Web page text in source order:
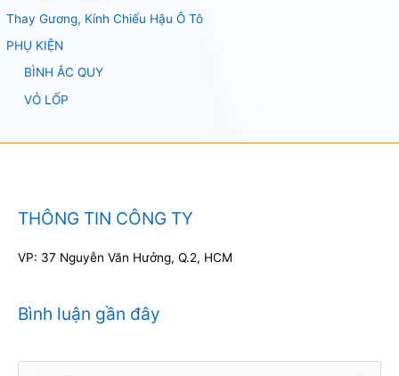
Thay Gương, Kính Chiếu Hậu Ô Tô
PHỤ KIỆN
BÌNH ẮC QUY
VỎ LỐP
THÔNG TIN CÔNG TY
VP: 37 Nguyễn Văn Hưởng, Q.2, HCM
Bình luận gần đây